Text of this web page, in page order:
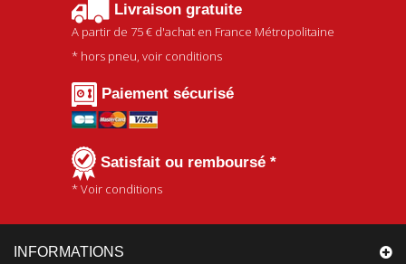
Livraison gratuite
A partir de 75 € d'achat en France Métropolitaine
* hors pneu, voir conditions
Paiement sécurisé
Satisfait ou remboursé *
* Voir conditions
INFORMATIONS